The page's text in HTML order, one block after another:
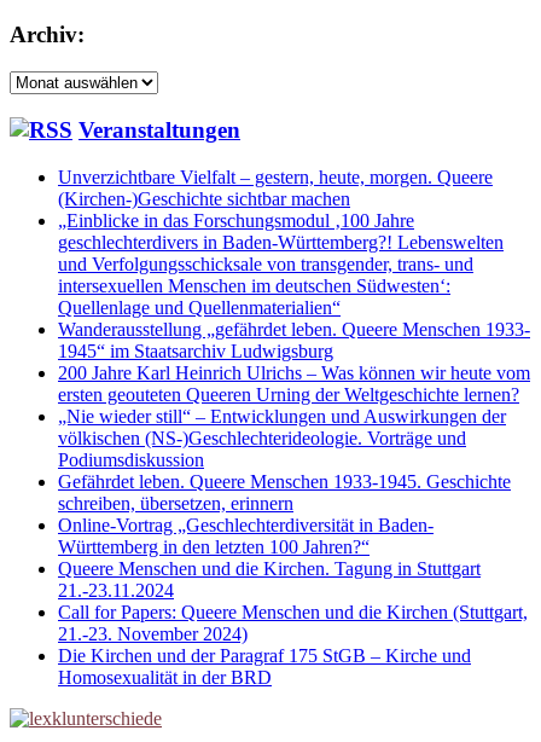
Archiv:
Archiv:
Veranstaltungen
Unverzichtbare Vielfalt – gestern, heute, morgen. Queere
(Kirchen-)Geschichte sichtbar machen
„Einblicke in das Forschungsmodul ‚100 Jahre
geschlechterdivers in Baden-Württemberg?! Lebenswelten
und Verfolgungsschicksale von transgender, trans- und
intersexuellen Menschen im deutschen Südwesten‘:
Quellenlage und Quellenmaterialien“
Wanderausstellung „gefährdet leben. Queere Menschen 1933-
1945“ im Staatsarchiv Ludwigsburg
200 Jahre Karl Heinrich Ulrichs – Was können wir heute vom
ersten geouteten Queeren Urning der Weltgeschichte lernen?
„Nie wieder still“ – Entwicklungen und Auswirkungen der
völkischen (NS-)Geschlechterideologie. Vorträge und
Podiumsdiskussion
Gefährdet leben. Queere Menschen 1933-1945. Geschichte
schreiben, übersetzen, erinnern
Online-Vortrag „Geschlechterdiversität in Baden-
Württemberg in den letzten 100 Jahren?“
Queere Menschen und die Kirchen. Tagung in Stuttgart
21.-23.11.2024
Call for Papers: Queere Menschen und die Kirchen (Stuttgart,
21.-23. November 2024)
Die Kirchen und der Paragraf 175 StGB – Kirche und
Homosexualität in der BRD